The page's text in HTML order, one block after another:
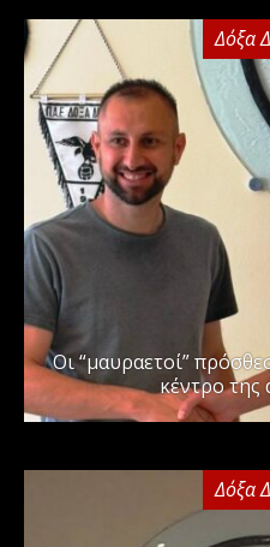
Δόξα
Οι “μαυραετοί”
κέντρο της
Δόξα